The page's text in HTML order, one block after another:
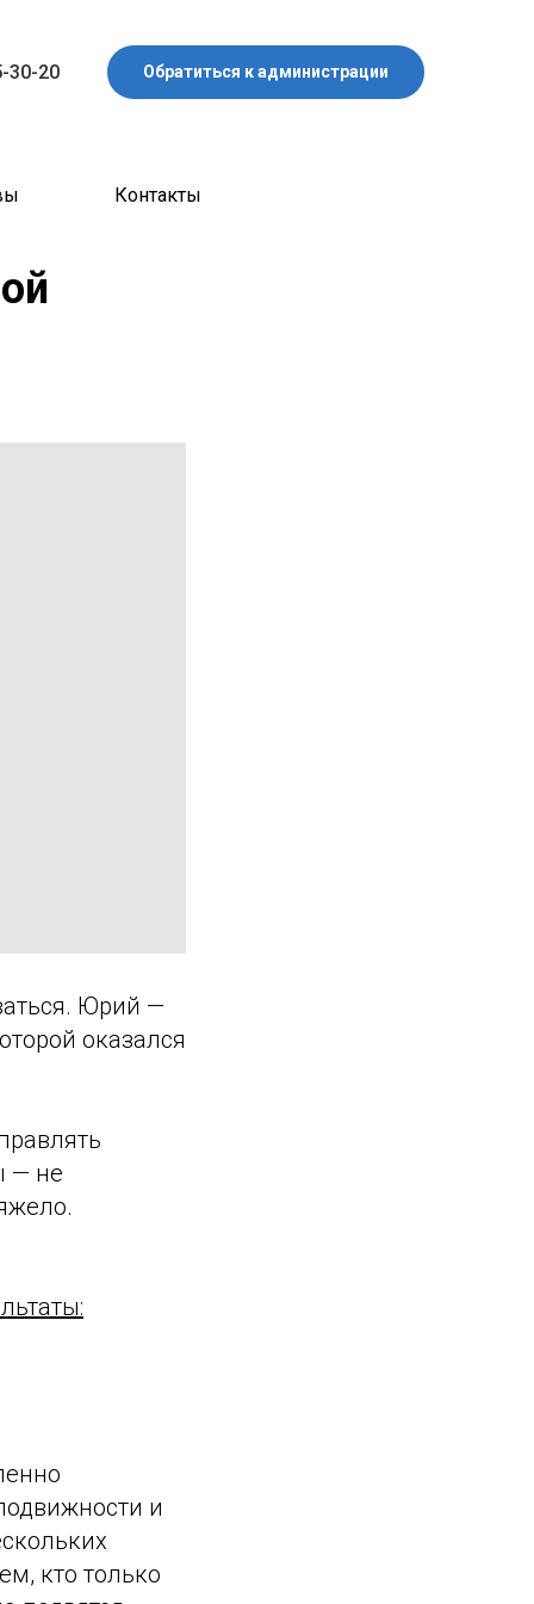
30-20 Обратиться к администрации
Контакты
Юрий —
оказался
— не
и
кто только